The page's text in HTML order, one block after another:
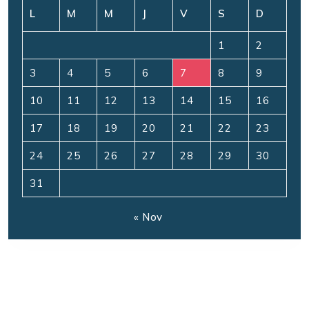
L M M J V S D
1 2
3 4 5 6 7 8 9
10 11 12 13 14 15 16
17 18 19 20 21 22 23
24 25 26 27 28 29 30
31
« Nov